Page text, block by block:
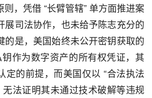
，凭借 “长臂管辖” 单方面推进案
展司法协作，也未给予陈志充分的
的是，美国始终未公开密钥获取的
作为数字资产的所有权凭证，其
定的前提，而美国仅以 “合法执法
无法证明其未通过技术破解等违规